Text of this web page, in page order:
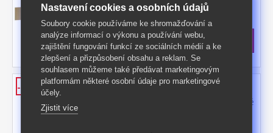
Kód produktu: 11545
Skladem>5 ks
4 199 Kčs DPH
-43% 7 490 Kč **
-41% Skříň ESO 3dveřová 11530 buk
barevné provedení buk 1 zrcadlové a 2 plné
Nastavení cookies a osobních údajů
Soubory cookie používáme ke shromažďování a
analýze informací o výkonu a používání webu,
zajištění fungování funkcí ze sociálních médií a ke
zlepšení a přizpůsobení obsahu a reklam. Se
souhlasem můžeme také předávat marketingovým
platformám některé osobní údaje pro marketingové
účely.
Zjistit více